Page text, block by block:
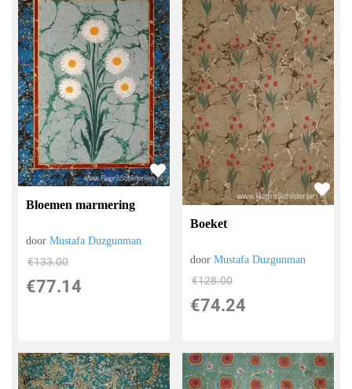
Bloemen marmering
doorMustafa Duzgunman
€133.00
€77.14
Boeket
doorMustafa Duzgunman
€128.00
€74.24